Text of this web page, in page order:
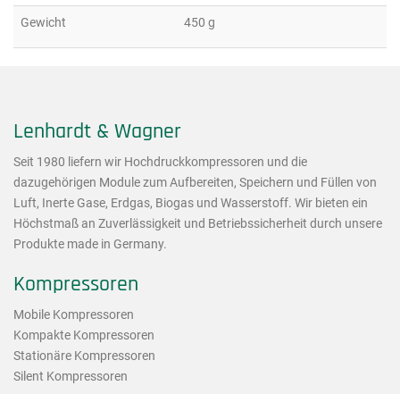
Gewicht 450 g
Lenhardt & Wagner
Seit 1980 liefern wir Hochdruckkompressoren und die
dazugehörigen Module zum Aufbereiten, Speichern und Füllen von
Luft, Inerte Gase, Erdgas, Biogas und Wasserstoff. Wir bieten ein
Höchstmaß an Zuverlässigkeit und Betriebssicherheit durch unsere
Produkte made in Germany.
Kompressoren
Mobile Kompressoren
Kompakte Kompressoren
Stationäre Kompressoren
Silent Kompressoren